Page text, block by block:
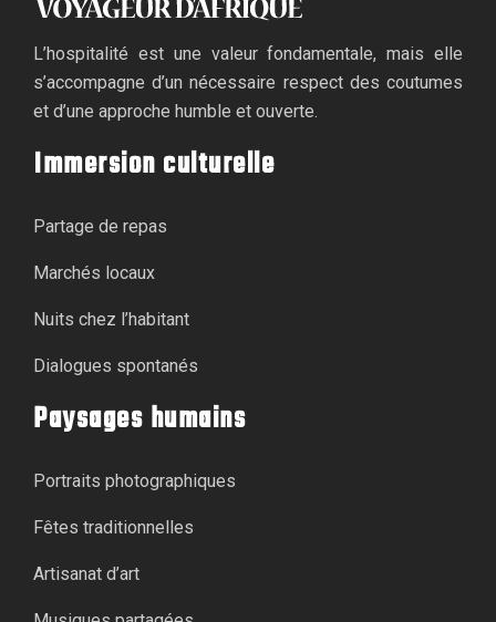
L’hospitalité est une valeur fondamentale, mais elle
s’accompagne d’un nécessaire respect des coutumes
et d’une approche humble et ouverte.
Immersion culturelle
Partage de repas
Marchés locaux
Nuits chez l’habitant
Dialogues spontanés
Paysages humains
Portraits photographiques
Fêtes traditionnelles
Artisanat d’art